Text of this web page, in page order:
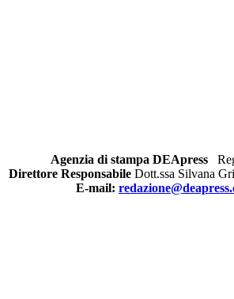
Agenzia di stampa DEApress
Direttore Responsabile Dott.ssa Silvana
E-mail: